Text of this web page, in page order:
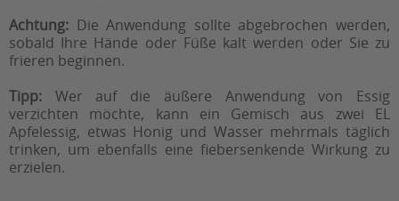
Achtung: Die Anwendung sollte abgebrochen werden,
sobald Ihre Hände oder Füße kalt werden oder Sie zu
frieren beginnen.
Tipp: Wer auf die äußere Anwendung von Essig
verzichten möchte, kann ein Gemisch aus zwei EL
Apfelessig, etwas Honig und Wasser mehrmals täglich
trinken, um ebenfalls eine fiebersenkende Wirkung zu
erzielen.